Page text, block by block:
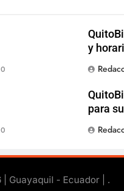
0
y
0
para
Guayaquil - Ecuador | .